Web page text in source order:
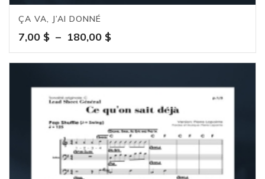
ÇA VA, J’AI DONNÉ
7,00 $ – 180,00 $Plage
de
prix :
à
180,00 $